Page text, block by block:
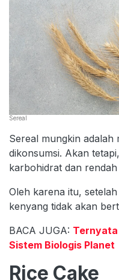
Sereal
Sereal mungkin
dikonsumsi. Akan
karbohidrat dan
Oleh karena itu,
kenyang tidak akan
BACA JUGA: Ternyata
Sistem Biologis Planet
Rice Cake